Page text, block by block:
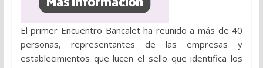
El primer Encuentro Bancalet ha reunido a más de 40
personas, representantes de las empresas y
establecimientos que lucen el sello que identifica los